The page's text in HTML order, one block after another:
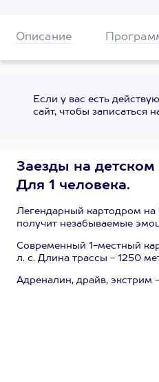
Описание
Если у вас есть
сайт, чтобы записаться
Заезды на
Для 1 человека.
Легендарный картодром на
получит незабываемые
Современный 1-местный
л. с. Длина трассы - 1250
Адреналин, драйв, экстрим